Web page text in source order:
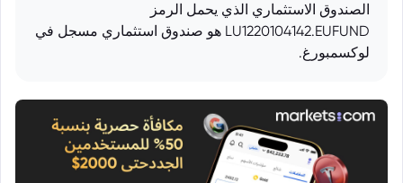
الصندوق الاستثماري الذي يحمل الرمز
LU1220104142.EUFUND هو صندوق استثماري مسجل في
لوكسمبورغ.